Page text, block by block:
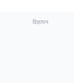
विज्ञापन